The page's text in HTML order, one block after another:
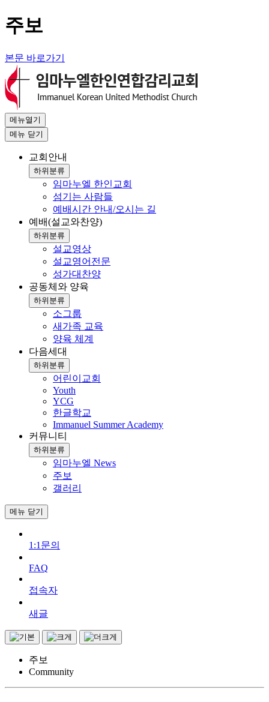
주보
본문 바로가기
메뉴열기
메뉴 닫기
교회안내
하위분류
임마누엘 한인교회
섬기는 사람들
예배시간 안내/오시는 길
예배(설교와찬양)
하위분류
설교영상
설교영어전문
성가대찬양
공동체와 양육
하위분류
소그룹
새가족 교육
양육 체계
다음세대
하위분류
어린이교회
Youth
YCG
한글학교
Immanuel Summer Academy
커뮤니티
하위분류
임마누엘 News
주보
갤러리
메뉴 닫기
1:1문의
FAQ
접속자
새글
주보
Community